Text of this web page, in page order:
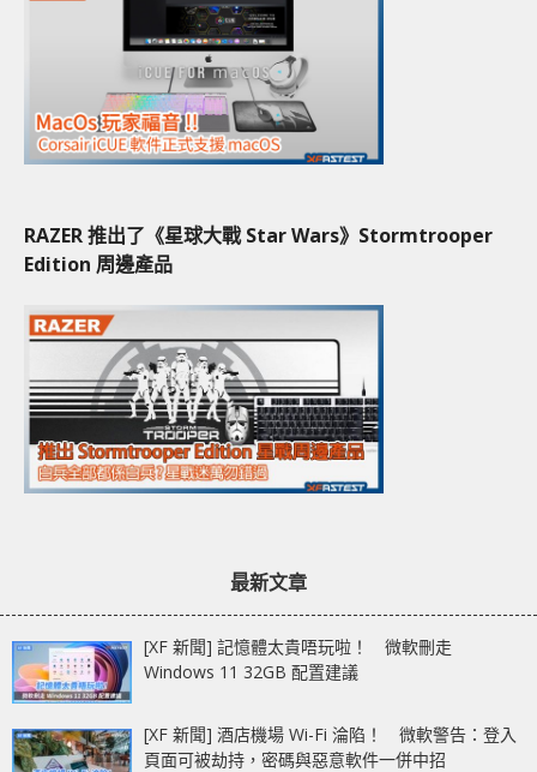
RAZER 推出了《星球大戰 Star Wars》Stormtrooper
Edition 周邊產品
最新文章
[XF 新聞] 記憶體太貴唔玩啦！ 微軟刪走
Windows 11 32GB 配置建議
[XF 新聞] 酒店機場 Wi-Fi 淪陷！ 微軟警告：登入
頁面可被劫持，密碼與惡意軟件一併中招